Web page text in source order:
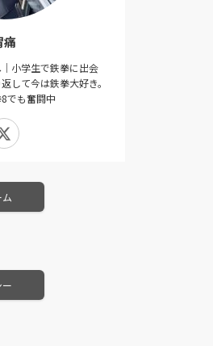
痛
小学生で鉄拳に出会
して今は鉄拳大好き。
8でも奮闘中